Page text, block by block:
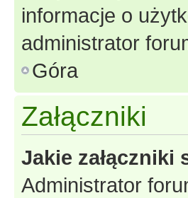
informacje o
administrator
Góra
Załączniki
Jakie
Administrator